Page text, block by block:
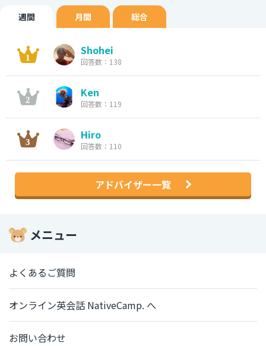
週間 月間 総合
Shohei
回答数：138
Ken
回答数：119
Hiro
回答数：110
アドバイザー一覧
メニュー
よくあるご質問
オンライン英会話 NativeCamp. へ
お問い合わせ